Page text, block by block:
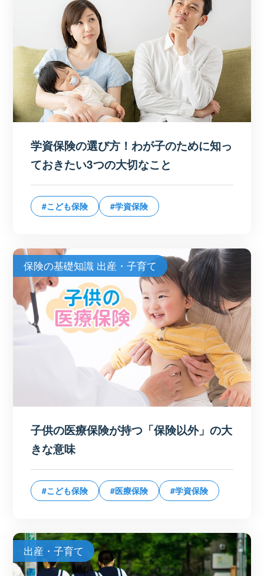
学資保険の選び方！わが子のために知っ
ておきたい3つの大切なこと
#こども保険 #学資保険
保険の基礎知識 出産・子育て
子供の医療保険が持つ「保険以外」の大
きな意味
#こども保険 #医療保険 #学資保険
出産・子育て